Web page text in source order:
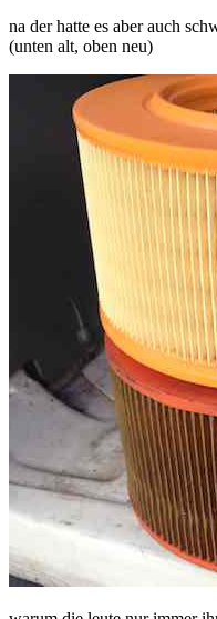
na der hatte es aber auch
(unten alt, oben neu)